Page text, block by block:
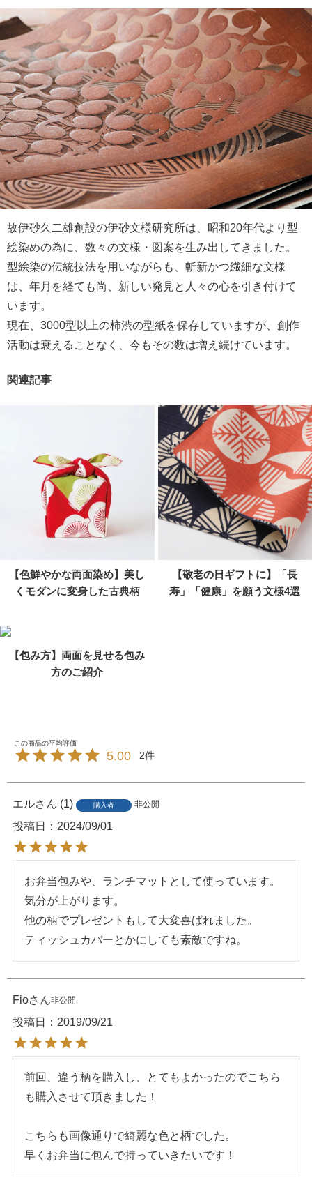
故伊砂久二雄創設の伊砂文様研究所は、昭和20年代より型
絵染めの為に、数々の文様・図案を生み出してきました。
型絵染の伝統技法を用いながらも、斬新かつ繊細な文様
は、年月を経ても尚、新しい発見と人々の心を引き付けて
います。
現在、3000型以上の柿渋の型紙を保存していますが、創作
活動は衰えることなく、今もその数は増え続けています。
関連記事
【色鮮やかな両面染め】美し
くモダンに変身した古典柄
【敬老の日ギフトに】「長
寿」「健康」を願う文様4選
【包み方】両面を見せる包み
方のご紹介
5.00 2
エル 1 購入者 非公開
投稿日 2024/09/01
お弁当包みや、ランチマットとして使っています。
気分が上がります。
他の柄でプレゼントもして大変喜ばれました。
ティッシュカバーとかにしても素敵ですね。
Fio 非公開
投稿日 2019/09/21
前回、違う柄を購入し、とてもよかったのでこちら
も購入させて頂きました！
こちらも画像通りで綺麗な色と柄でした。
早くお弁当に包んで持っていきたいです！